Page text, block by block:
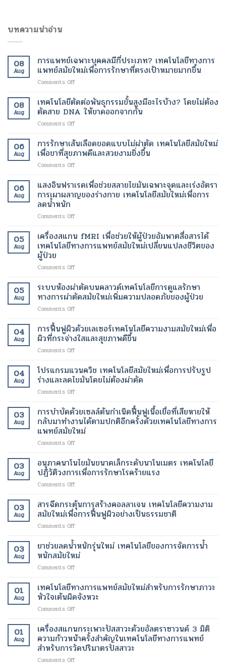
บทความน่าอ่าน
08
Aug
การแพทย์เฉพาะบุคคลมีกี่ประเภท? เทคโนโลยีทางการ
แพทย์สมัยใหม่เพื่อการรักษาที่ตรงเป้าหมายมากขึ้น
Comments Offon
แพทย์
เฉพาะ
บุคคล
มี
ประเภท?
เทคโนโลยี
ใหม่
เพื่อ
เป้า
หมาย
08
Aug
เทคโนโลยีตัดต่อพันธุกรรมขั้นสูงมีอะไรบ้าง? โดยไม่ต้อง
ตัดสาย DNA ให้ขาดออกจากกัน
Comments Offon
ตัด
ต่อ
พันธุกรรม
ขั้น
มี
อะไร
บ้าง?
ไม่
ตัด
สาย
จาก
กัน
06
Aug
การรักษาเส้นเลือดขอดแบบไม่ผ่าตัด เทคโนโลยีสมัยใหม่
เพื่อขาที่สุขภาพดีและสวยงามยิ่งขึ้น
Comments Offon
รักษา
เส้นเลือด
ขอด
ไม่
เทคโนโลยี
สมัย
ใหม่
ขา
สุขภาพ
ดี
และ
ขึ้น
06
Aug
แสงอินฟราเรดเพื่อช่วยสลายไขมันเฉพาะจุดและเร่งอัตรา
การเผาผลาญของร่างกาย เทคโนโลยีสมัยใหม่เพื่อการ
ลดน้ำหนัก
Comments Offon
อินฟราเรด
เพื่อ
ช่วย
ไข
เฉพาะ
จุด
และ
เร่ง
การ
เผา
เทคโนโลยี
สมัย
ใหม่
ลด
น้ำ
หนัก
05
Aug
เครื่องสแกน fMRI เพื่อช่วยให้ผู้ป่วยอัมพาตสื่อสารได้
เทคโนโลยีทางการแพทย์สมัยใหม่เปลี่ยนแปลงชีวิตของ
ผู้ป่วย
Comments Offon
สแกน
fMRI
เพื่อ
ช่วย
ผู้
ป่วย
เทคโนโลยี
ทางการ
เปลี่ยนแปลง
ชีวิต
ของ
ผู้
05
Aug
ระบบห้องผ่าตัดบนคลาวด์เทคโนโลยีการดูแลรักษา
ทางการผ่าตัดสมัยใหม่เพิ่มความปลอดภัยของผู้ป่วย
Comments Offon
ห้อง
ผ่าตัด
บน
คลา
เทคโนโลยี
การ
ผ่าตัด
สมัย
ใหม่
ของ
ผู้
ป่วย
04
Aug
การฟื้นฟูผิวด้วยเลเซอร์เทคโนโลยีความงามสมัยใหม่เพื่อ
ผิวที่กระจ่างใสและสุขภาพดีขึ้น
Comments Offon
ฟื้นฟู
ผิว
ด้วย
เลเซอร์
ความ
งาม
สมัย
ใหม่
เพื่อ
ที่
กระจ่าง
ดี
ขึ้น
04
Aug
โปรแกรมแวนควิช เทคโนโลยีสมัยใหม่เพื่อการปรับรูป
ร่างและลดไขมันโดยไม่ต้องผ่าตัด
Comments Offon
แก
รม
แวน
ควิช
เทคโนโลยี
ใหม่
เพื่อ
การ
ปรับ
ร่าง
และ
โดย
ไม่
ต้อง
03
Aug
การบำบัดด้วยเซลล์ต้นกำเนิดฟื้นฟูเนื้อเยื่อที่เสียหายให้
กลับมาทำงานได้ตามปกติอีกครั้งด้วยเทคโนโลยีทางการ
แพทย์สมัยใหม่
Comments Offon
บำบัด
ด้วย
เซลล์
ต้น
ฟื้นฟู
เนื้อเยื่อ
ให้
กลับ
ตาม
ปกติ
อีก
เทคโนโลยี
ทางการ
แพทย์
สมัย
03
Aug
อนุภาคนาโนไขมันขนาดเล็กระดับนาโนเมตร เทคโนโลยี
ปฏิวัติวงการเพื่อการรักษาโรคร้ายแรง
Comments Offon
นาโน
ไข
มัน
ขนาด
ระดับ
นาโน
วงการ
เพื่อ
ร้าย
แรง
03
Aug
สารฉีดกระตุ้นการสร้างคอลลาเจน เทคโนโลยีความงาม
สมัยใหม่เพื่อการฟื้นฟูผิวอย่างเป็นธรรมชาติ
Comments Offon
ฉีด
กระตุ้น
การ
สร้าง
ล
ลา
งาม
สมัย
ใหม่
03
Aug
ยาช่วยลดน้ำหนักรุ่นใหม่ เทคโนโลยีของการจัดการน้ำ
หนักสมัยใหม่
Comments Offon
ช่วย
ลด
น้ำ
หนัก
ใหม่
เทคโนโลยี
ของ
การ
จัดการ
01
Aug
เทคโนโลยีทางการแพทย์สมัยใหม่สำหรับการรักษาภาวะ
หัวใจเต้นผิดจังหวะ
Comments Offon
ทางการ
แพทย์
สมัย
ใหม่
สำหรับ
01
Aug
เครื่องสแกนกระเพาะปัสสาวะด้วยอัลตราซาวนด์ 3 มิติ
ความก้าวหน้าครั้งสำคัญในเทคโนโลยีทางการแพทย์
สำหรับการวัดปริมาตรปัสสาวะ
Comments Offon